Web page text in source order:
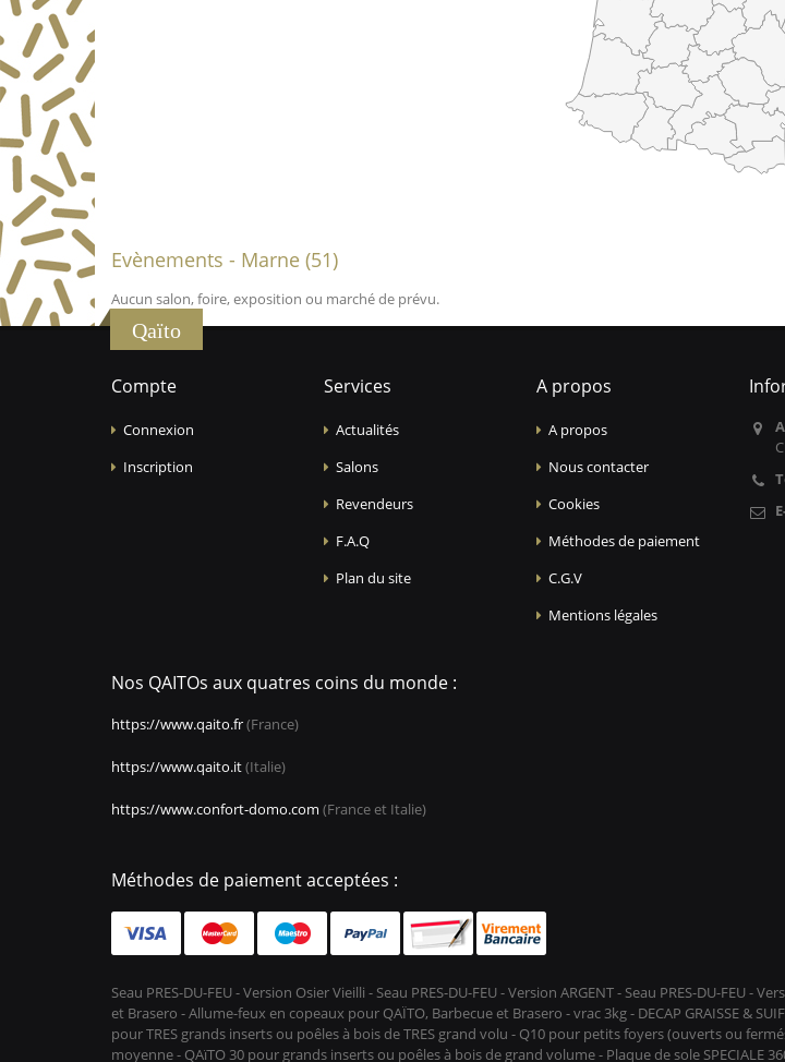
Evènements - Marne (51)
Aucun salon, foire, exposition ou marché de prévu.
Qaïto
Compte
Connexion
Inscription
Services
Actualités
Salons
Revendeurs
F.A.Q
Plan du site
A propos
A propos
Nous contacter
Cookies
Méthodes de paiement
C.G.V
Mentions légales
Nos QAITOs aux quatres coins du monde :
https://www.qaito.fr(France)
https://www.qaito.it(Italie)
https://www.confort-domo.com (France et Italie)
Méthodes de paiement acceptées :
Seau PRES-DU-FEU - Version Osier Vieilli - Seau PRES-DU-FEU - Version ARGENT - Seau PRES-DU-FEU
et Brasero - Allume-feux en copeaux pour QAÏTO, Barbecue et Brasero - vrac 3kg - DECAP GRAISSE &
pour TRES grands inserts ou poêles à bois de TRES grand volu - Q10 pour petits foyers (ouverts ou
moyenne - QAïTO 30 pour grands inserts ou poêles à bois de grand volume - Plaque de sole SPECIALE